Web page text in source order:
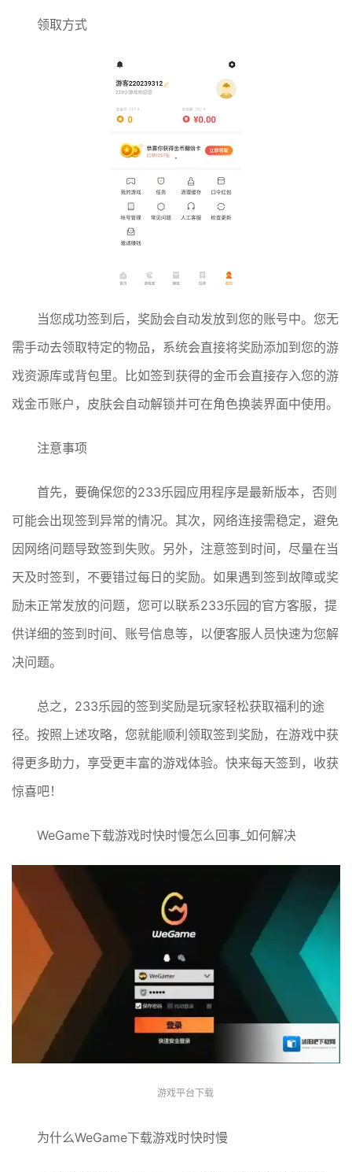
领取方式
当您成功签到后，奖励会自动发放到您的账号中。您无
需手动去领取特定的物品，系统会直接将奖励添加到您的游
戏资源库或背包里。比如签到获得的金币会直接存入您的游
戏金币账户，皮肤会自动解锁并可在角色换装界面中使用。
注意事项
首先，要确保您的233乐园应用程序是最新版本，否则
可能会出现签到异常的情况。其次，网络连接需稳定，避免
因网络问题导致签到失败。另外，注意签到时间，尽量在当
天及时签到，不要错过每日的奖励。如果遇到签到故障或奖
励未正常发放的问题，您可以联系233乐园的官方客服，提
供详细的签到时间、账号信息等，以便客服人员快速为您解
决问题。
总之，233乐园的签到奖励是玩家轻松获取福利的途
径。按照上述攻略，您就能顺利领取签到奖励，在游戏中获
得更多助力，享受更丰富的游戏体验。快来每天签到，收获
惊喜吧！
WeGame下载游戏时快时慢怎么回事_如何解决
游戏平台下载
为什么WeGame下载游戏时快时慢